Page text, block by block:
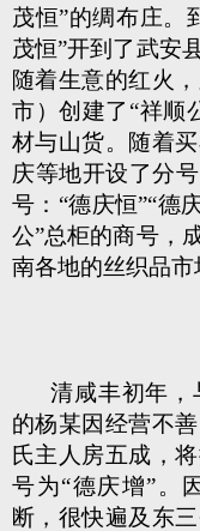
茂恒”的绸布庄。
茂恒”开到了武安
随着生意的红火
市）创建了“祥顺
材与山货。随着
庆等地开设了分
号：“德庆恒”“德
公”总柜的商号，
南各地的丝织品市
清咸丰初年，
的杨某因经营不
氏主人房五成，
号为“德庆增”。
断，很快遍及东